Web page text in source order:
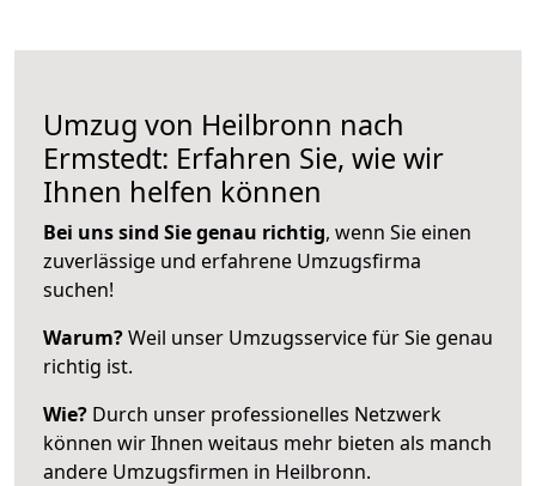
Umzug von Heilbronn nach
Ermstedt: Erfahren Sie, wie wir
Ihnen helfen können
Bei uns sind Sie genau richtig, wenn Sie einen
zuverlässige und erfahrene Umzugsfirma
suchen!
Warum?Weil unser Umzugsservice für Sie genau
richtig ist.
Wie? Durch unser professionelles Netzwerk
können wir Ihnen weitaus mehr bieten als manch
andere Umzugsfirmen in Heilbronn.